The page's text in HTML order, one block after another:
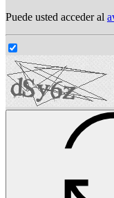
Puede usted acceder al